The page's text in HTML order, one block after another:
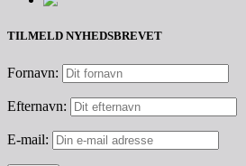
TILMELD NYHEDSBREVET
Fornavn:
Efternavn:
E-mail: